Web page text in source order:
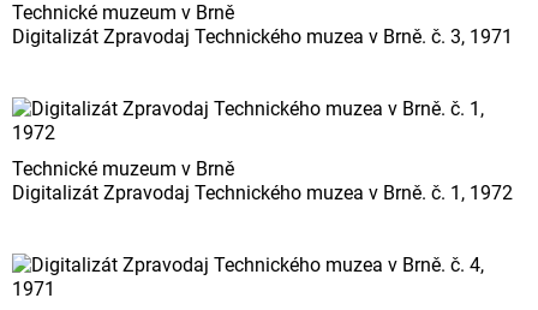
Technické muzeum v Brně
Digitalizát Zpravodaj Technického muzea v Brně. č. 3, 1971
Technické muzeum v Brně
Digitalizát Zpravodaj Technického muzea v Brně. č. 1, 1972